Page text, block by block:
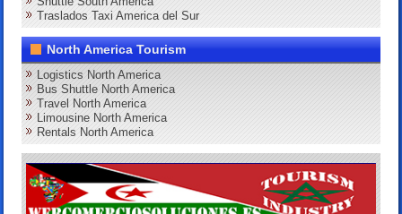
Traslados Taxi America del Sur
North America Tourism
Logistics North America
Bus Shuttle North America
Travel North America
Limousine North America
Rentals North America